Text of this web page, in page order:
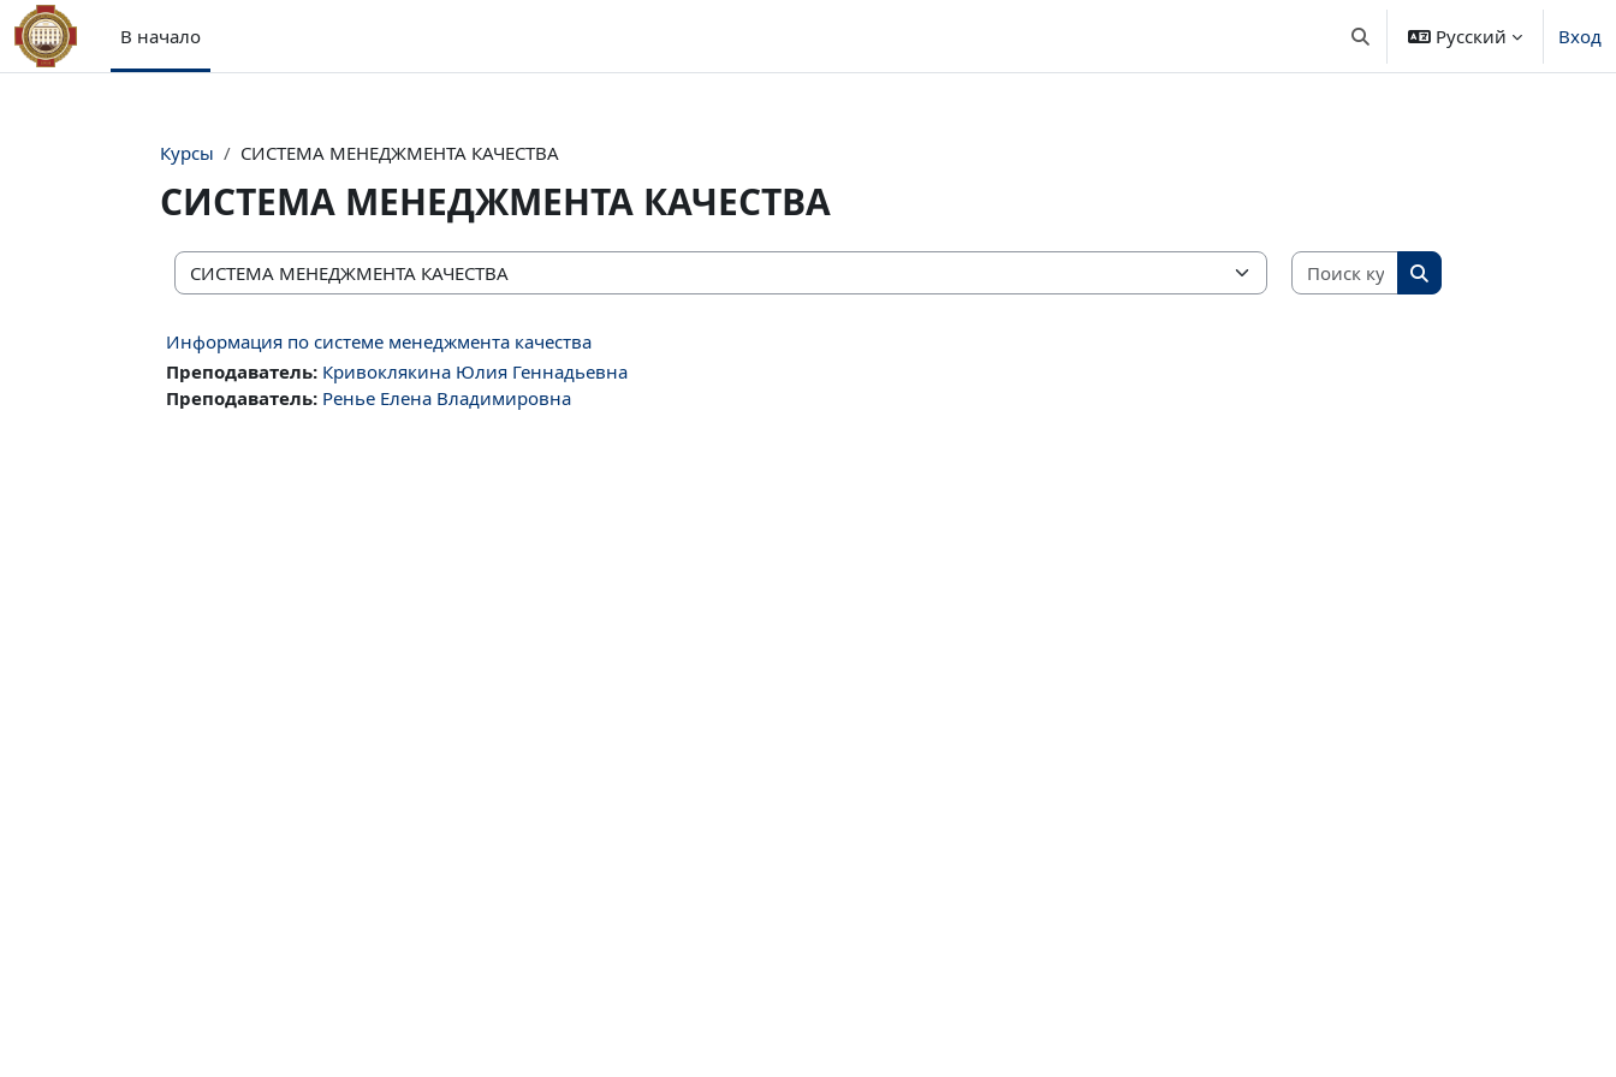
Перейти к основному содержанию
В начало
Изменить данные поисковой
Русский Вход
Курсы СИСТЕМА МЕНЕДЖМЕНТА КАЧЕСТВА
СИСТЕМА МЕНЕДЖМЕНТА КАЧЕСТВА
Категории курсов
Поиск курса
Поиск курса
Информация по системе менеджмента качества
Преподаватель: Кривоклякина Юлия Геннадьевна
Преподаватель: Ренье Елена Владимировна